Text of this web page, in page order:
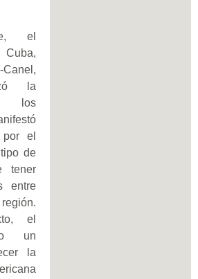
el
la
los
el
de
tener
entre
el
un
la